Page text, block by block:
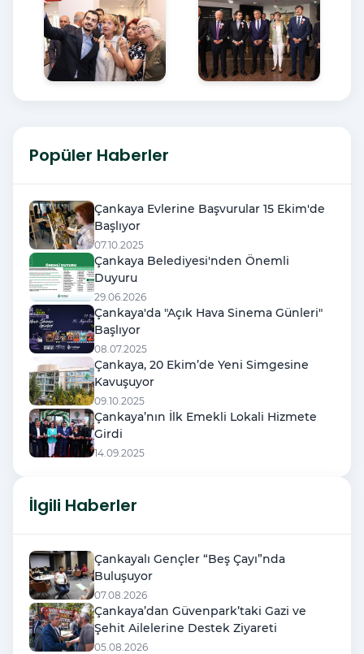
Popüler Haberler
Çankaya Evlerine Başvurular 15 Ekim'de
Başlıyor
07.10.2025
Çankaya Belediyesi'nden Önemli
Duyuru
29.06.2026
Çankaya'da "Açık Hava Sinema Günleri"
Başlıyor
08.07.2025
Çankaya, 20 Ekim’de Yeni Simgesine
Kavuşuyor
09.10.2025
Çankaya’nın İlk Emekli Lokali Hizmete
Girdi
14.09.2025
İlgili Haberler
Çankayalı Gençler “Beş Çayı”nda
Buluşuyor
07.08.2026
Çankaya’dan Güvenpark’taki Gazi ve
Şehit Ailelerine Destek Ziyareti
05.08.2026